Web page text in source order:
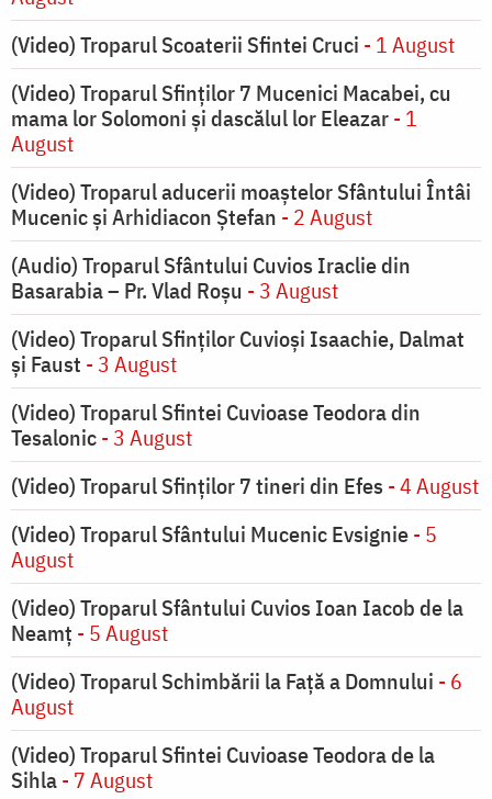
(Video) Troparul Scoaterii Sfintei Cruci - 1 August
(Video) Troparul Sfinților 7 Mucenici Macabei, cu
mama lor Solomoni și dascălul lor Eleazar- 1
August
(Video) Troparul aducerii moaștelor Sfântului Întâi
Mucenic și Arhidiacon Ștefan - 2 August
(Audio) Troparul Sfântului Cuvios Iraclie din
Basarabia – Pr. Vlad Roșu - 3 August
(Video) Troparul Sfinților Cuvioși Isaachie, Dalmat
și Faust - 3 August
(Video) Troparul Sfintei Cuvioase Teodora din
Tesalonic- 3 August
(Video) Troparul Sfinților 7 tineri din Efes - 4 August
(Video) Troparul Sfântului Mucenic Evsignie- 5
August
(Video) Troparul Sfântului Cuvios Ioan Iacob de la
Neamț - 5 August
(Video) Troparul Schimbării la Față a Domnului - 6
August
(Video) Troparul Sfintei Cuvioase Teodora de la
Sihla- 7 August